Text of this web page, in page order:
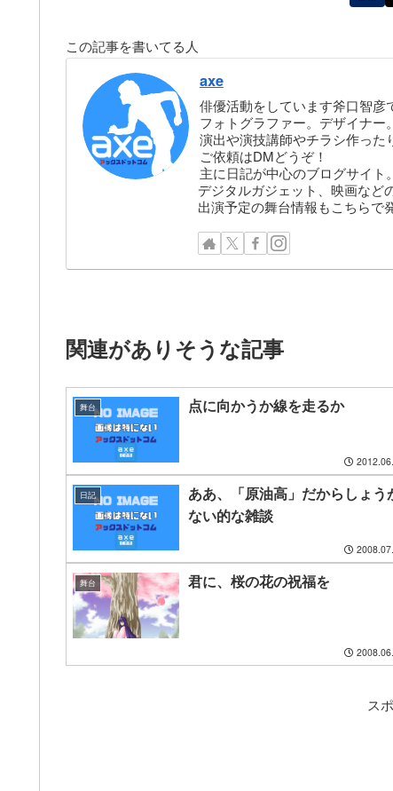
この記事を書いてる人
axe
俳優活動をしています斧口智彦
フォトグラファー。デザイナー
演出や演技講師やチラシ作った
ご依頼はDMどうぞ！
主に日記が中心のブログサイ
デジタルガジェット、映画など
出演予定の舞台情報もこちらで
関連がありそうな記事
舞台 点に向かうか線を走るか
日記
ああ、「原油高」だからしょう
ない的な雑談
舞台 君に、桜の花の祝福を
ス